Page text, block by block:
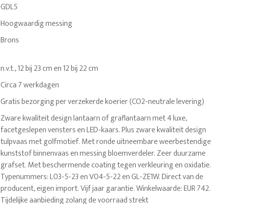
GDL5
Hoogwaardig messing
Brons
n.v.t., 12 bij 23 cm en 12 bij 22 cm
Circa 7 werkdagen
Gratis bezorging per verzekerde koerier (CO2-neutrale levering)
Zware kwaliteit design lantaarn of graflantaarn met 4 luxe,
facetgeslepen vensters en LED-kaars. Plus zware kwaliteit design
tulpvaas met golfmotief. Met ronde uitneembare weerbestendige
kunststof binnenvaas en messing bloemverdeler. Zeer duurzame
grafset. Met beschermende coating tegen verkleuring en oxidatie.
Typenummers: L03-5-23 en V04-5-22 en GL-ZE1W. Direct van de
producent, eigen import. Vijf jaar garantie. Winkelwaarde: EUR 742.
Tijdelijke aanbieding zolang de voorraad strekt